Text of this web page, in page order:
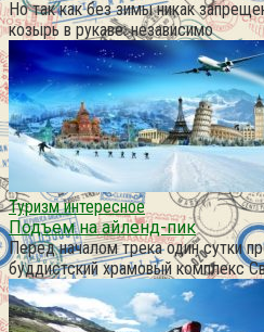
Но так как без зимы никак
козырь в рукаве: независимо
Туризм интересное
Подъем на айленд-пик
Перед началом трека один сутки
буддистский храмовый комплекс